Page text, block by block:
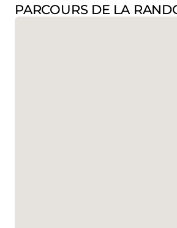
PARCOURS DE LA